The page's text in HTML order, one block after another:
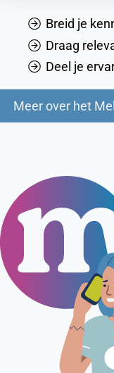
Breid je
Draag
Deel je
Meer over het